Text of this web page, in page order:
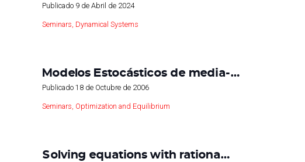
Publicado 9 de Abril de 2024
Seminars Dynamical Systems
Modelos Estocásticos de media-…
Publicado 18 de Octubre de 2006
Seminars Optimization and Equilibrium
Solving equations with rationa…